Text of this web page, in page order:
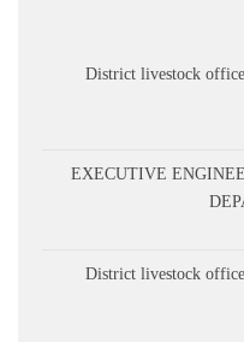
District livestock
EXECUTIVE
District livestock